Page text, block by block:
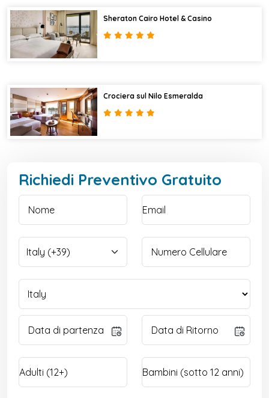
Sheraton Cairo Hotel & Casino
Crociera sul Nilo Esmeralda
Richiedi Preventivo Gratuito